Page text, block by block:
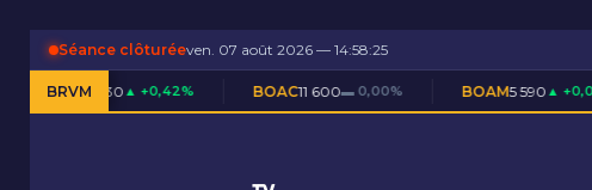
Séance clôturéeven. 07 août 2026 — 14:58:25
BRVM
7 230▲ +0,42% BOAC 11 600▬ 0,00% BOAM 5 590▲ +0,09%